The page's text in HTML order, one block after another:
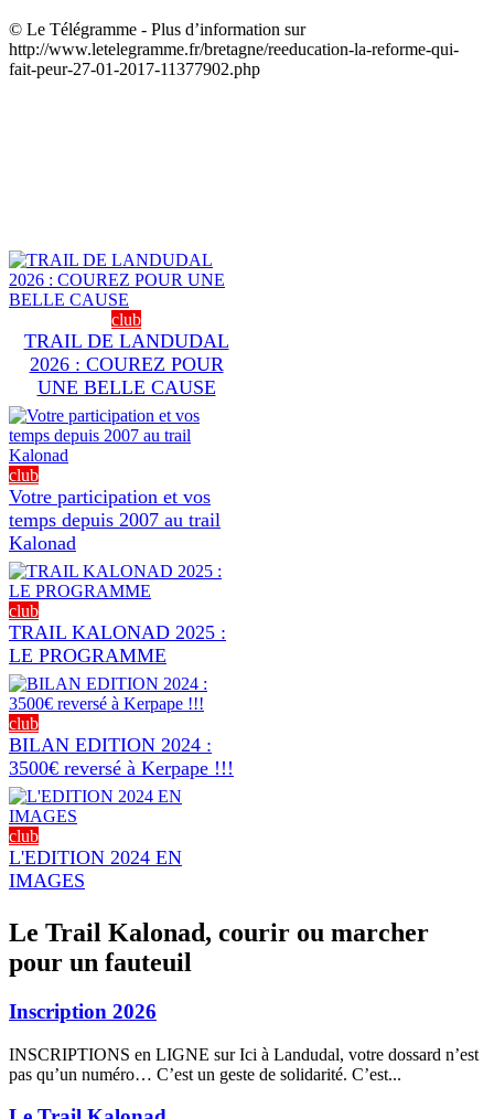
© Le Télégramme - Plus d’information sur
http://www.letelegramme.fr/bretagne/reeducation-la-reforme-qui-
fait-peur-27-01-2017-11377902.php
club
TRAIL DE LANDUDAL
2026 : COUREZ POUR
UNE BELLE CAUSE
club
Votre participation et vos
temps depuis 2007 au trail
Kalonad
club
TRAIL KALONAD 2025 :
LE PROGRAMME
club
BILAN EDITION 2024 :
3500€ reversé à Kerpape !!!
club
L'EDITION 2024 EN
IMAGES
Le Trail Kalonad, courir ou marcher
pour un fauteuil
Inscription 2026
INSCRIPTIONS en LIGNE sur Ici à Landudal, votre dossard n’est
pas qu’un numéro… C’est un geste de solidarité. C’est...